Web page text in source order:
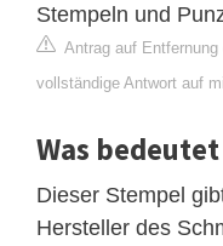
Stempeln und
Antrag auf Entfernung
vollständige Antwort auf
Was
Dieser Stempel
Hersteller des